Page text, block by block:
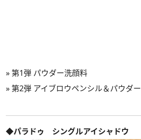
»第1弾 パウダー洗顔料
»第2弾 アイブロウペンシル＆パウダー
◆パラドゥ シングルアイシャドウ